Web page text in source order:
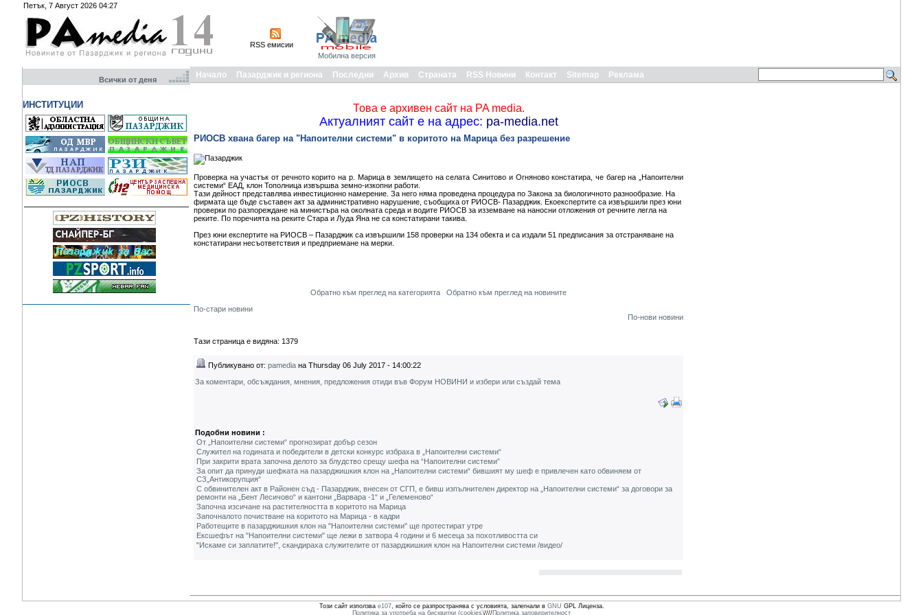
Петък, 7 Август 2026 04:27
RSS емисии
Мобилна версия
Всички от деня
ИНСТИТУЦИИ
Начало Пазарджик и региона Последни Архив Страната RSS Новини Контакт Sitemap Реклама
Това е архивен сайт на PA media.
Актуалният сайт е на адрес: pa-media.net
РИОСВ хвана багер на "Напоителни системи" в коритото на Марица без разрешение
Проверка на участък от речното корито на р. Марица в землището на селата Синитово и Огняново констатира, че багер на „Напоителни
системи“ ЕАД, клон Тополница извършва земно-изкопни работи.
Тази дейност представлява инвестиционно намерение. За него няма проведена процедура по Закона за биологичното разнообразие. На
фирмата ще бъде съставен акт за административно нарушение, съобщиха от РИОСВ- Пазарджик. Екоекспертите са извършили през юни
проверки по разпореждане на министъра на околната среда и водите РИОСВ за изземване на наносни отложения от речните легла на
реките. По поречията на реките Стара и Луда Яна не са констатирани такива.
През юни експертите на РИОСВ – Пазарджик са извършили 158 проверки на 134 обекта и са издали 51 предписания за отстраняване на
констатирани несъответствия и предприемане на мерки.
Обратно към преглед на категорията
Обратно към преглед на новините
По-стари новини
По-нови новини
Тази страница е видяна: 1379
Публикувано от: pamedia на Thursday 06 July 2017 - 14:00:22
За коментари, обсъждания, мнения, предложения отиди във Форум НОВИНИ и избери или създай тема
Подобни новини :
От „Напоителни системи“ прогнозират добър сезон
Служител на годината и победители в детски конкурс избраха в „Напоителни системи“
При закрити врата започна делото за блудство срещу шефа на “Напоителни системи”
За опит да принуди шефката на пазарджишкия клон на „Напоителни системи“ бившият му шеф е привлечен като обвиняем от
СЗ„Антикорупция“
С обвинителен акт в Районен съд - Пазарджик, внесен от СГП, е бивш изпълнителен директор на „Напоителни системи“ за договори за
ремонти на „Бент Лесичово“ и кантони „Варвара -1“ и „Гелеменово“
Започна изсичане на растителността в коритото на Марица
Започналото почистване на коритото на Марица - в кадри
Работещите в пазарджишкия клон на "Напоителни системи" ще протестират утре
Ексшефът на "Напоителни системи" ще лежи в затвора 4 години и 6 месеца за похотливостта си
"Искаме си заплатите!", скандираха служителите от пазарджишкия клон на Напоителни системи /видео/
Този сайт използва e107, който се разпространява с условията, залегнали в GNU GPL Лиценза.
Политика за употреба на бисквитки (cookies)////Политика заповерителност